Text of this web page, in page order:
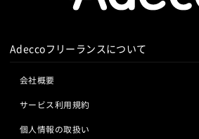
Adeccoフリーランスについて
会社概要
サービス利用規約
個人情報の取扱い